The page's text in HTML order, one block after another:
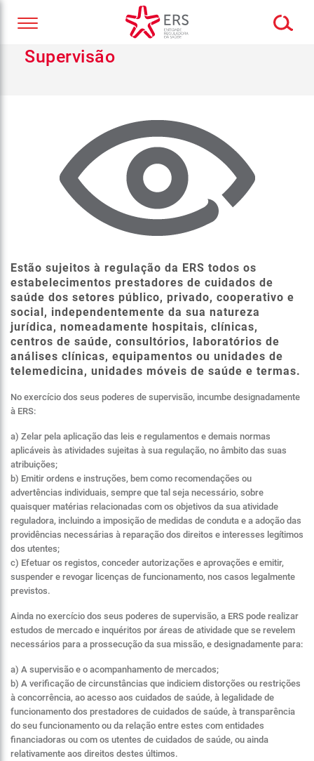
Supervisão
Estão sujeitos à regulação da ERS todos os
estabelecimentos prestadores de cuidados de
saúde dos setores público, privado, cooperativo e
social, independentemente da sua natureza
jurídica, nomeadamente hospitais, clínicas,
centros de saúde, consultórios, laboratórios de
análises clínicas, equipamentos ou unidades de
telemedicina, unidades móveis de saúde e termas.
No exercício dos seus poderes de supervisão, incumbe designadamente
à ERS:
a) Zelar pela aplicação das leis e regulamentos e demais normas
aplicáveis às atividades sujeitas à sua regulação, no âmbito das suas
atribuições;
b) Emitir ordens e instruções, bem como recomendações ou
advertências individuais, sempre que tal seja necessário, sobre
quaisquer matérias relacionadas com os objetivos da sua atividade
reguladora, incluindo a imposição de medidas de conduta e a adoção das
providências necessárias à reparação dos direitos e interesses legítimos
dos utentes;
c) Efetuar os registos, conceder autorizações e aprovações e emitir,
suspender e revogar licenças de funcionamento, nos casos legalmente
previstos.
Ainda no exercício dos seus poderes de supervisão, a ERS pode realizar
estudos de mercado e inquéritos por áreas de atividade que se revelem
necessários para a prossecução da sua missão, e designadamente para:
a) A supervisão e o acompanhamento de mercados;
b) A verificação de circunstâncias que indiciem distorções ou restrições
à concorrência, ao acesso aos cuidados de saúde, à legalidade de
funcionamento dos prestadores de cuidados de saúde, à transparência
do seu funcionamento ou da relação entre estes com entidades
financiadoras ou com os utentes de cuidados de saúde, ou ainda
relativamente aos direitos destes últimos.